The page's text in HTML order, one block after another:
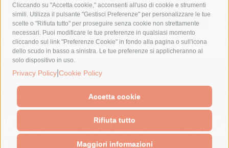
Cliccando su "Accetta cookie," acconsenti all'uso di cookie e strumenti
simili. Utilizza il pulsante "Gestisci Preferenze" per personalizzare le tue
scelte o "Rifiuta tutto" per proseguire senza cookie non strettamente
necessari. Puoi modificare le tue preferenze in qualsiasi momento
cliccando sul link "Preferenze Cookie" in fondo alla pagina o sull'icona
dello scudo in basso a sinistra. Le tue preferenze si applicheranno al
solo dispositivo in uso.
Privacy Policy Cookie Policy
Accetta cookie
Rifiuta tutto
Maggiori informazioni
sindaco cuomo
sorrento studenti temporali
treni
turismo
Vico Equense villa fiorentino vincenzo de luca
© 2015 SorrentoPress. All rights reserved.
Il giornale online della Penisola Sorrentina
Cookie Policy